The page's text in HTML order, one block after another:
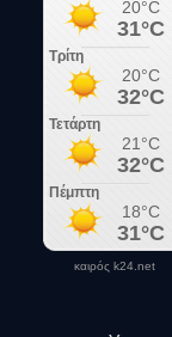
καιρός k24.net